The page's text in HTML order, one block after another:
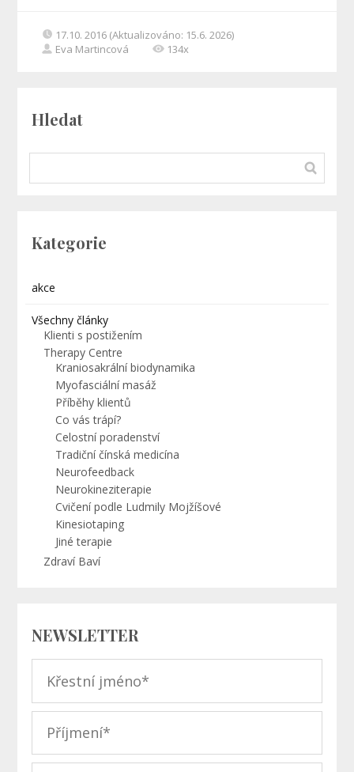
17.10. 2016 (Aktualizováno: 15.6. 2026)
Eva Martincová
134x
Hledat
Kategorie
akce
Všechny články
Klienti s postižením
Therapy Centre
Kraniosakrální biodynamika
Myofasciální masáž
Příběhy klientů
Co vás trápí?
Celostní poradenství
Tradiční čínská medicína
Neurofeedback
Neurokineziterapie
Cvičení podle Ludmily Mojžíšové
Kinesiotaping
Jiné terapie
Zdraví Baví
NEWSLETTER